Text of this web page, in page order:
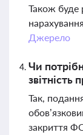
Також буде
Джерело
Чи
звітність
Так, подання
закриття